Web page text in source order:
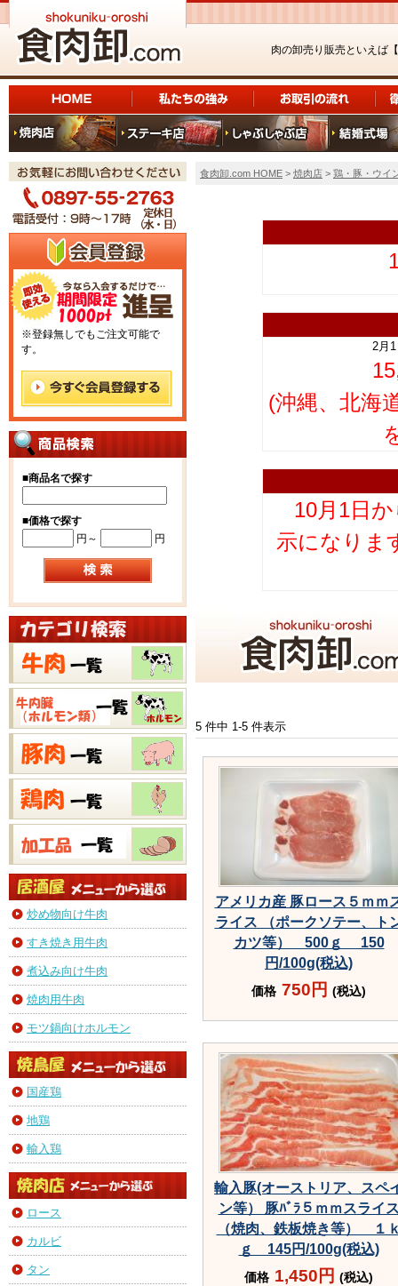
肉の卸売り販売といえば【
※登録無しでもご注文可能で
す。
■商品名で探す
■価格で探す
円～
円
炒め物向け牛肉
すき焼き用牛肉
煮込み向け牛肉
焼肉用牛肉
モツ鍋向けホルモン
国産鶏
地鶏
輸入鶏
ロース
カルビ
タン
食肉卸.com HOME > 焼肉店 > 鶏・豚・ウイ
2月
(沖縄、北海
10月1日
示になりま
5 件中 1-5 件表示
アメリカ産 豚ロース５ｍｍ
ライス （ポークソテー、ト
カツ等） 500ｇ 150
円/100g(税込)
価格 750円 (税込)
輸入豚(オーストリア、スペ
ン等） 豚ﾊﾞﾗ５ｍｍスライ
（焼肉、鉄板焼き等） １
ｇ 145円/100g(税込)
価格 1,450円 (税込)